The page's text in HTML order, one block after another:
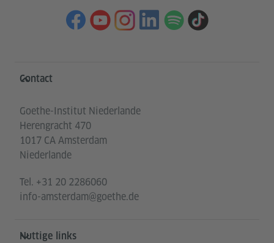
Service- und Informationsbereich
Contact
Goethe-Institut Niederlande
Herengracht 470
1017 CA Amsterdam
Niederlande
Tel. +31 20 2286060
info-amsterdam@goethe.de
Nuttige links